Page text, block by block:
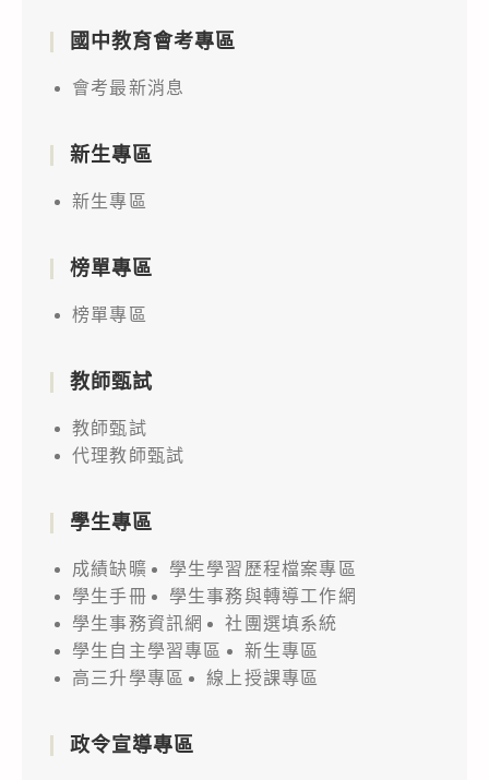
國中教育會考專區
會考最新消息
新生專區
新生專區
榜單專區
榜單專區
教師甄試
教師甄試
代理教師甄試
學生專區
成績缺曠
學生學習歷程檔案專區
學生手冊
學生事務與轉導工作網
學生事務資訊網
社團選填系統
學生自主學習專區
新生專區
高三升學專區
線上授課專區
政令宣導專區